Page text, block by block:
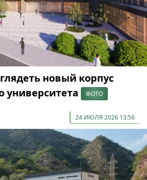
новый корпус
университета
ФОТО
24 ИЮЛЯ 2026 13:56